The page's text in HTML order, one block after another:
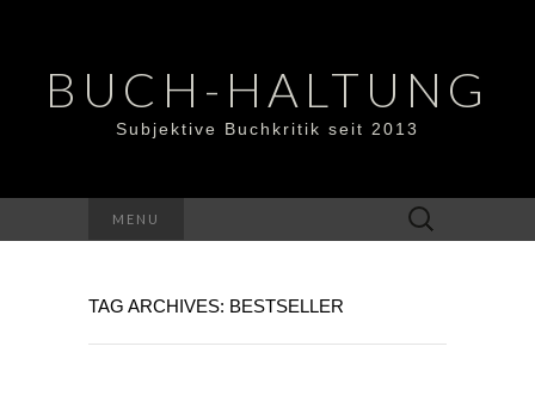
BUCH-HALTUNG
Subjektive Buchkritik seit 2013
MENU
Suchen
nach:
TAG ARCHIVES: BESTSELLER